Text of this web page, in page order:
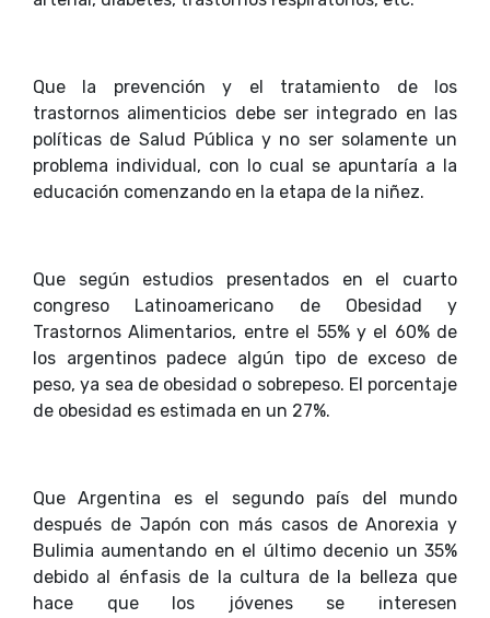
Que la prevención y el tratamiento de los
trastornos alimenticios debe ser integrado en las
políticas de Salud Pública y no ser solamente un
problema individual, con lo cual se apuntaría a la
educación comenzando en la etapa de la niñez.
Que según estudios presentados en el cuarto
congreso Latinoamericano de Obesidad y
Trastornos Alimentarios, entre el 55% y el 60% de
los argentinos padece algún tipo de exceso de
peso, ya sea de obesidad o sobrepeso. El porcentaje
de obesidad es estimada en un 27%.
Que Argentina es el segundo país del mundo
después de Japón con más casos de Anorexia y
Bulimia aumentando en el último decenio un 35%
debido al énfasis de la cultura de la belleza que
hace que los jóvenes se interesen